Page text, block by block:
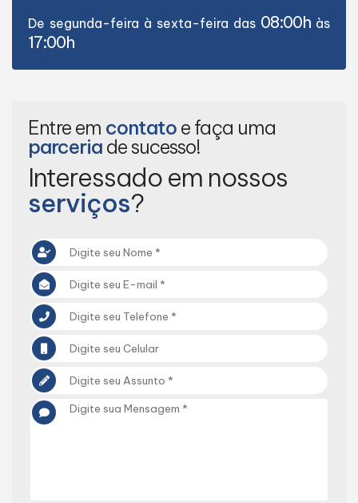
De segunda-feira à sexta-feira das 08:00h às
17:00h
Entre em contato e faça uma
parceria de sucesso!
Interessado em nossos
serviços?